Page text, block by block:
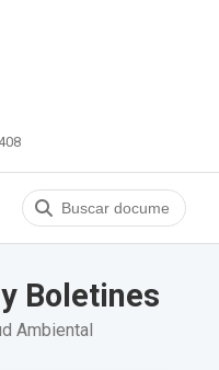
Boletines
Ambiental